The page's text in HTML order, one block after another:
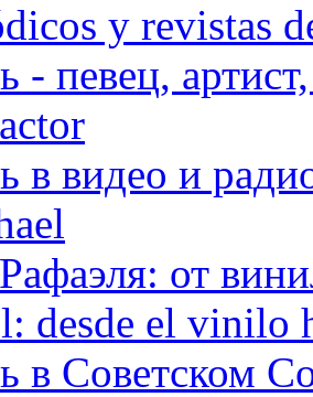
y revistas
- певец,
в видео и
от
desde el vinilo
в Советском